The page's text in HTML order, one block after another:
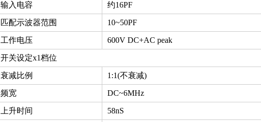
输入电容 约16PF
匹配示波器范围 10~50PF
工作电压 600V DC+AC peak
开关设定х1档位
衰减比例 1:1(不衰减)
频宽 DC~6MHz
上升时间 58nS